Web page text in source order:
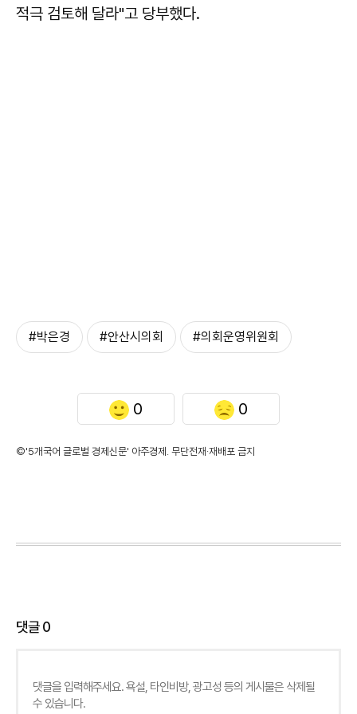
적극 검토해 달라"고 당부했다.
#박은경 #안산시의회 #의회운영위원회
0 0
©'5개국어 글로벌 경제신문' 아주경제. 무단전재·재배포 금지
댓글0